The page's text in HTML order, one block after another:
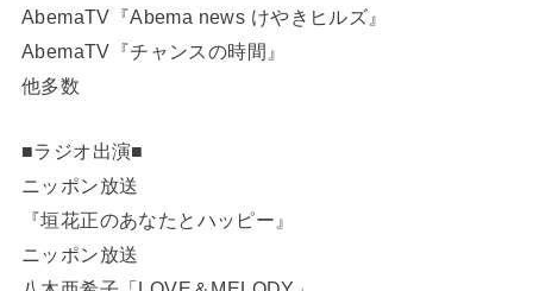
AbemaTV『Abema news けやきヒルズ』
AbemaTV『チャンスの時間』
他多数
■ラジオ出演■
ニッポン放送
『垣花正のあなたとハッピー』
ニッポン放送